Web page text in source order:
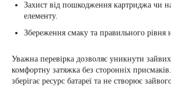
Захист від пошкодження картриджа чи
елементу.
Збереження смаку та правильного рівня
Уважна перевірка дозволяє уникнути зайвих
комфортну затяжка без сторонніх
зберігає ресурс батареї та не створює